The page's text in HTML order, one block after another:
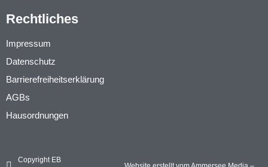
Rechtliches
Impressum
Datenschutz
Barrierefreiheitserklärung
AGBs
Hausordnungen
Copyright EB